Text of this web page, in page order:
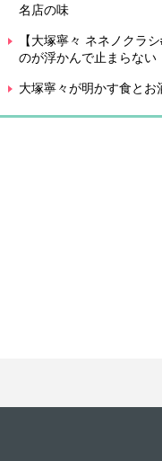
名店の味
【大塚寧々 ネネノクラ
のが浮かんで止まらない
大塚寧々が明かす食と